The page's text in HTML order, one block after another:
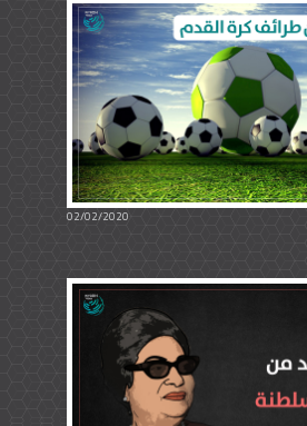
02/02/2020